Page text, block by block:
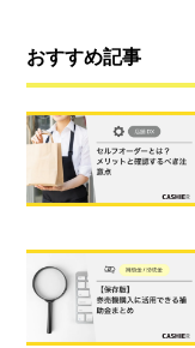
おすすめ記事